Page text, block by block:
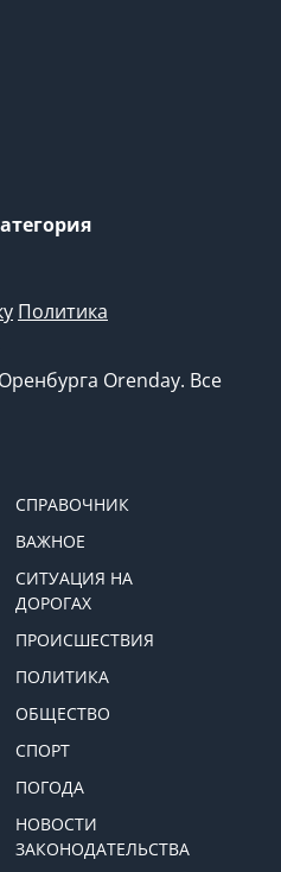
Политика
Orenday. Все
СПРАВОЧНИК
ВАЖНОЕ
СИТУАЦИЯ НА
ДОРОГАХ
ПРОИСШЕСТВИЯ
ПОЛИТИКА
ОБЩЕСТВО
СПОРТ
ПОГОДА
НОВОСТИ
ЗАКОНОДАТЕЛЬСТВА